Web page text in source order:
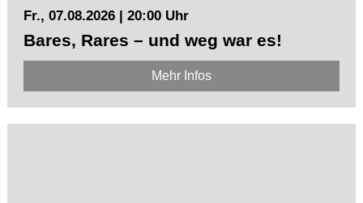
Fr., 07.08.2026 | 20:00 Uhr
Bares, Rares – und weg war es!
Mehr Infos